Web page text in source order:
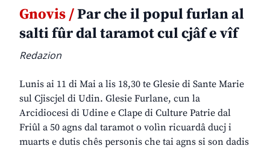
Gnovis /Par che il popul furlan al
salti fûr dal taramot cul cjâf e vîf
Redazion
Lunis ai 11 di Mai a lis 18,30 te Glesie di Sante Marie
sul Cjiscjel di Udin. Glesie Furlane, cun la
Arcidiocesi di Udine e Clape di Culture Patrie dal
Friûl a 50 agns dal taramot o volìn ricuardâ ducj i
muarts e dutis chês personis che tai agns si son dadis